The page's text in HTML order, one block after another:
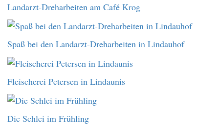
Landarzt-Dreharbeiten am Café Krog
Spaß bei den Landarzt-Dreharbeiten in Lindauhof
Fleischerei Petersen in Lindaunis
Die Schlei im Frühling